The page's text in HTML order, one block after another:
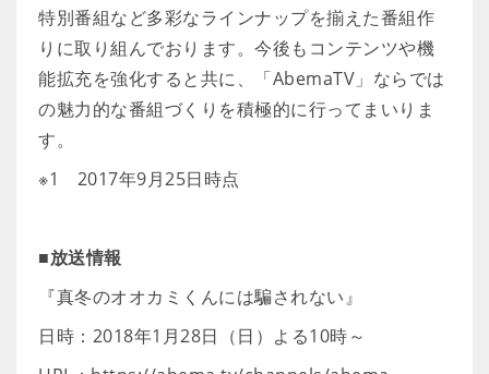
特別番組など多彩なラインナップを揃えた番組作
りに取り組んでおります。今後もコンテンツや機
能拡充を強化すると共に、「AbemaTV」ならでは
の魅力的な番組づくりを積極的に行ってまいりま
す。
※1 2017年9月25日時点
■放送情報
『真冬のオオカミくんには騙されない』
日時：2018年1月28日（日）よる10時～